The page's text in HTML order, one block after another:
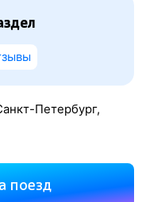
Петербург,
поезд